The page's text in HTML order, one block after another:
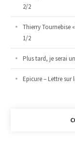
2/2
Thierry Tournebise
1/2
Plus tard, je serai
Epicure – Lettre sur